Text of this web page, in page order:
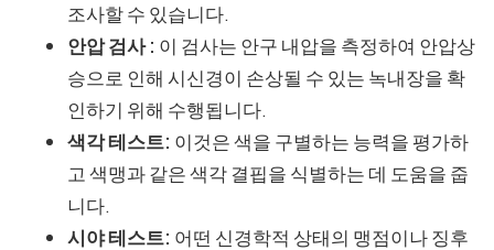
조사할 수 있습니다.
안압 검사 : 이 검사는 안구 내압을 측정하여 안압상
승으로 인해 시신경이 손상될 수 있는 녹내장을 확
인하기 위해 수행됩니다.
색각 테스트: 이것은 색을 구별하는 능력을 평가하
고 색맹과 같은 색각 결핍을 식별하는 데 도움을 줍
니다.
시야 테스트: 어떤 신경학적 상태의 맹점이나 징후